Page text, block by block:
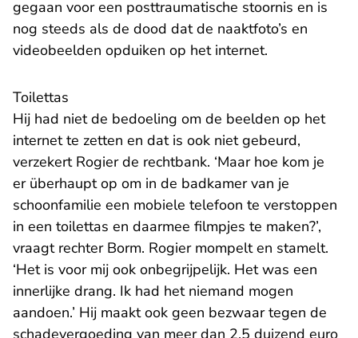
gegaan voor een posttraumatische stoornis en is
nog steeds als de dood dat de naaktfoto’s en
videobeelden opduiken op het internet.
Toilettas
Hij had niet de bedoeling om de beelden op het
internet te zetten en dat is ook niet gebeurd,
verzekert Rogier de rechtbank. ‘Maar hoe kom je
er überhaupt op om in de badkamer van je
schoonfamilie een mobiele telefoon te verstoppen
in een toilettas en daarmee filmpjes te maken?’,
vraagt rechter Borm. Rogier mompelt en stamelt.
‘Het is voor mij ook onbegrijpelijk. Het was een
innerlijke drang. Ik had het niemand mogen
aandoen.’ Hij maakt ook geen bezwaar tegen de
schadevergoeding van meer dan 2,5 duizend euro